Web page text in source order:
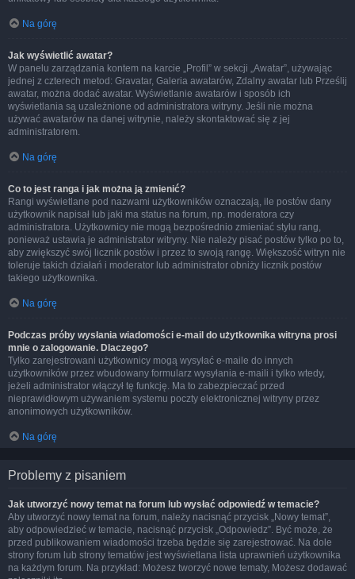
Na górę
Jak wyświetlić awatar?
W panelu zarządzania kontem na karcie „Profil” w sekcji „Awatar”, używając
jednej z czterech metod: Gravatar, Galeria awatarów, Zdalny awatar lub Prześlij
awatar, można dodać awatar. Wyświetlanie awatarów i sposób ich
wyświetlania są uzależnione od administratora witryny. Jeśli nie można
używać awatarów na danej witrynie, należy skontaktować się z jej
administratorem.
Na górę
Co to jest ranga i jak można ją zmienić?
Rangi wyświetlane pod nazwami użytkowników oznaczają, ile postów dany
użytkownik napisał lub jaki ma status na forum, np. moderatora czy
administratora. Użytkownicy nie mogą bezpośrednio zmieniać stylu rang,
ponieważ ustawia je administrator witryny. Nie należy pisać postów tylko po to,
aby zwiększyć swój licznik postów i przez to swoją rangę. Większość witryn nie
toleruje takich działań i moderator lub administrator obniży licznik postów
takiego użytkownika.
Na górę
Podczas próby wysłania wiadomości e-mail do użytkownika witryna prosi
mnie o zalogowanie. Dlaczego?
Tylko zarejestrowani użytkownicy mogą wysyłać e-maile do innych
użytkowników przez wbudowany formularz wysyłania e-maili i tylko wtedy,
jeżeli administrator włączył tę funkcję. Ma to zabezpieczać przed
nieprawidłowym używaniem systemu poczty elektronicznej witryny przez
anonimowych użytkowników.
Na górę
Problemy z pisaniem
Jak utworzyć nowy temat na forum lub wysłać odpowiedź w temacie?
Aby utworzyć nowy temat na forum, należy nacisnąć przycisk „Nowy temat”,
aby odpowiedzieć w temacie, nacisnąć przycisk „Odpowiedz”. Być może, że
przed publikowaniem wiadomości trzeba będzie się zarejestrować. Na dole
strony forum lub strony tematów jest wyświetlana lista uprawnień użytkownika
na każdym forum. Na przykład: Możesz tworzyć nowe tematy, Możesz dodawać